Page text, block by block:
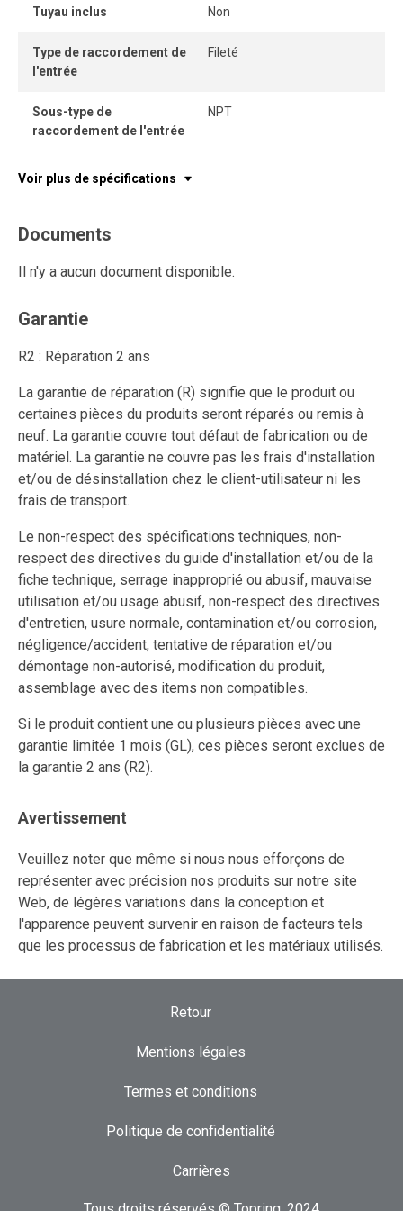
le dégagement de débris à air comprimé.
Tuyau inclus Non
Type de raccordement de
l'entrée
Fileté
Sous-type de
raccordement de l'entrée
NPT
Voir plus de spécifications
Documents
Il n'y a aucun document disponible.
Garantie
R2 : Réparation 2 ans
La garantie de réparation (R) signifie que le produit ou
certaines pièces du produits seront réparés ou remis à
neuf. La garantie couvre tout défaut de fabrication ou de
matériel. La garantie ne couvre pas les frais d'installation
et/ou de désinstallation chez le client-utilisateur ni les
frais de transport.
Le non-respect des spécifications techniques, non-
respect des directives du guide d'installation et/ou de la
fiche technique, serrage inapproprié ou abusif, mauvaise
utilisation et/ou usage abusif, non-respect des directives
d'entretien, usure normale, contamination et/ou corrosion,
négligence/accident, tentative de réparation et/ou
démontage non-autorisé, modification du produit,
assemblage avec des items non compatibles.
Si le produit contient une ou plusieurs pièces avec une
garantie limitée 1 mois (GL), ces pièces seront exclues de
la garantie 2 ans (R2).
Avertissement
Veuillez noter que même si nous nous efforçons de
représenter avec précision nos produits sur notre site
Web, de légères variations dans la conception et
l'apparence peuvent survenir en raison de facteurs tels
que les processus de fabrication et les matériaux utilisés.
Retour
Mentions légales
Termes et conditions
Politique de confidentialité
Carrières